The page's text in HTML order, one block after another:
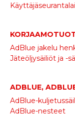
AdBlue jakelu
Jäteöljysäiliöt ja -
ADBLUE,
AdBlue-
AdBlue-nesteet